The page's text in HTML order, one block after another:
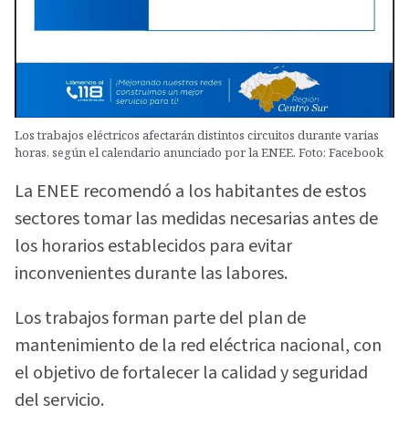
Los trabajos eléctricos afectarán distintos circuitos durante varias
horas, según el calendario anunciado por la ENEE. Foto: Facebook
La ENEE recomendó a los habitantes de estos
sectores tomar las medidas necesarias antes de
los horarios establecidos para evitar
inconvenientes durante las labores.
Los trabajos forman parte del plan de
mantenimiento de la red eléctrica nacional, con
el objetivo de fortalecer la calidad y seguridad
del servicio.